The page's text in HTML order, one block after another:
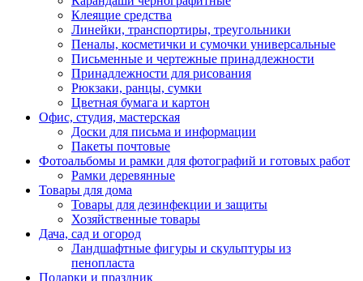
Клеящие средства
Линейки, транспортиры, треугольники
Пеналы, косметички и сумочки универсальные
Письменные и чертежные принадлежности
Принадлежности для рисования
Рюкзаки, ранцы, сумки
Цветная бумага и картон
Офис, студия, мастерская
Доски для письма и информации
Пакеты почтовые
Фотоальбомы и рамки для фотографий и готовых работ
Рамки деревянные
Товары для дома
Товары для дезинфекции и защиты
Хозяйственные товары
Дача, сад и огород
Ландшафтные фигуры и скульптуры из
пенопласта
Подарки и праздник